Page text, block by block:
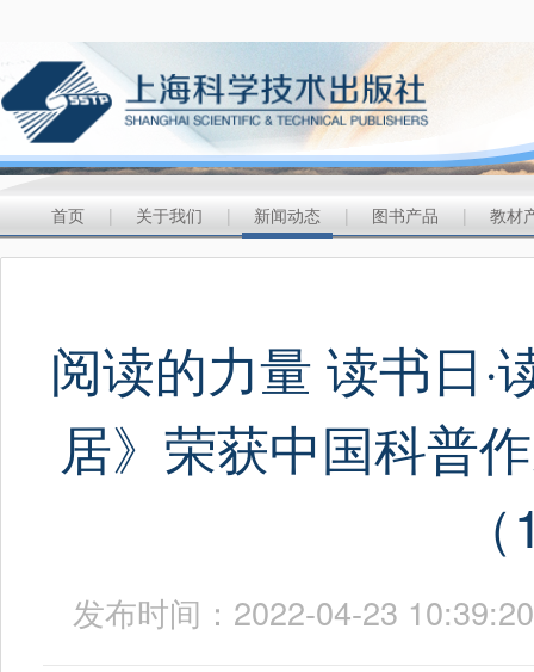
首页 | 关于我们 | 新闻动态 | 图书产品 | 教材
阅读的力量 读书日
居》荣获中国科普
发布时间：2022-04-23